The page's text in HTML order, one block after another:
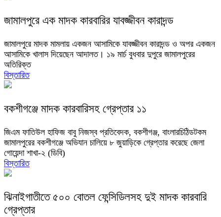
জামালপুরে এক মাদক কারবারির যাবজ্জীবন কারাদন্ড
জামালপুরে মাদক মামলায় একজন আসামিকে যাবজ্জীবন কারাদন্ড ও অপর একজন
আসামিকে খালাস দিয়েছেন আদালত। ১৯ মার্চ বুধবার দুপুরে জামালপুরের
অতিরিক্ত
বিস্তারিত
বকশীগঞ্জে মাদক কারবারিসহ গ্রেপ্তার ১১
জিএম ফাতিউল হাফিজ বাবু নিজস্ব প্রতিবেদক, বকশীগঞ্জ, বাংলারচিঠিডটকম
জামালপুরের বকশীগঞ্জে অভিযান চালিয়ে ৮ জুয়াড়িকে গ্রেপ্তার করেছে জেলা
গোয়েন্দা শাখা-২ (ডিবি)
বিস্তারিত
ঝিনাইগাতীতে ৫০০ বোতল ফেন্সিডিলসহ দুই মাদক কারবারি
গ্রেপ্তার